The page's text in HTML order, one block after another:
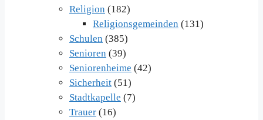
Religion (182)
Religionsgemeinden (131)
Schulen (385)
Senioren (39)
Seniorenheime (42)
Sicherheit (51)
Stadtkapelle (7)
Trauer (16)